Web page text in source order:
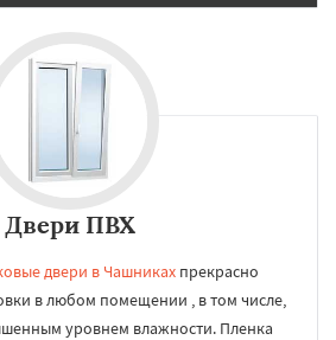
Двери ПВХ
двери в Чашникахпрекрасно
в любом помещении , в том числе,
уровнем влажности. Пленка